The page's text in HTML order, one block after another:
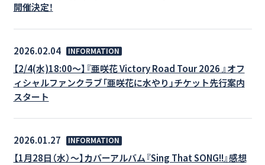
開催決定！
2026.02.04 INFORMATION
【2/4(水)18:00～】『亜咲花 Victory Road Tour 2026 』オフ
ィシャルファンクラブ「亜咲花に水やり」チケット先行案内
スタート
2026.01.27 INFORMATION
【1月28日（水）～】カバーアルバム『Sing That SONG!!』感想